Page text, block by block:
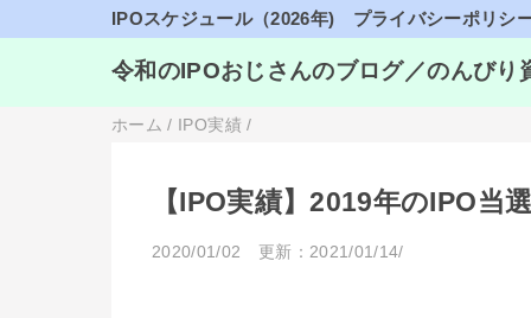
IPOスケジュール（2026年) プライバシーポリシ
令和のIPOおじさんのブログ／のんびり
ホーム / IPO実績 /
【IPO実績】2019年のIPO当
2020/01/02 更新：2021/01/14/